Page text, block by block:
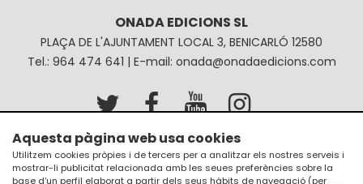
ONADA EDICIONS SL
PLAÇA DE L'AJUNTAMENT LOCAL 3, BENICARLÓ 12580
Tel.: 964 474 641 | E-mail: onada@onadaedicions.com
Avís legal
Política de privacitat
Política de galetes
Condicions de compra
Aquesta pàgina web usa cookies
Utilitzem cookies pròpies i de tercers per a analitzar els nostres serveis i
mostrar-li publicitat relacionada amb les seues preferències sobre la
base d'un perfil elaborat a partir dels seus hàbits de navegació (per